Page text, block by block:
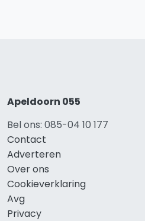
Apeldoorn 055
Bel ons: 085-04 10 177
Contact
Adverteren
Over ons
Cookieverklaring
Avg
Privacy